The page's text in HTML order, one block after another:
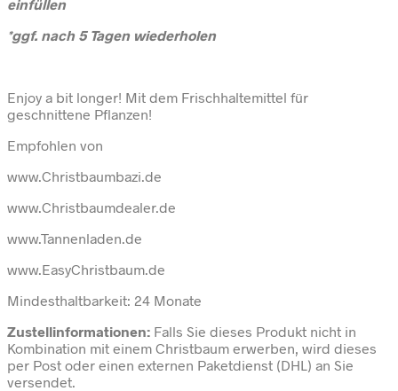
einfüllen
*ggf. nach 5 Tagen wiederholen
Enjoy a bit longer! Mit dem Frischhaltemittel für
geschnittene Pflanzen!
Empfohlen von
www.Christbaumbazi.de
www.Christbaumdealer.de
www.Tannenladen.de
www.EasyChristbaum.de
Mindesthaltbarkeit: 24 Monate
Zustellinformationen: Falls Sie dieses Produkt nicht in
Kombination mit einem Christbaum erwerben, wird dieses
per Post oder einen externen Paketdienst (DHL) an Sie
versendet.